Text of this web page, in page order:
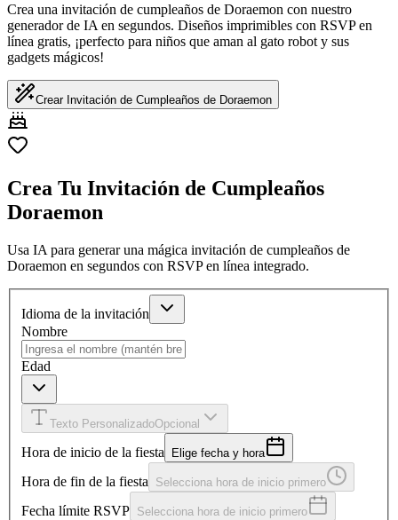
Crea una invitación de cumpleaños de Doraemon con nuestro
generador de IA en segundos. Diseños imprimibles con RSVP en
línea gratis, ¡perfecto para niños que aman al gato robot y sus
gadgets mágicos!
Crear Invitación de Cumpleaños de Doraemon
Crea Tu Invitación de Cumpleaños
Doraemon
Usa IA para generar una mágica invitación de cumpleaños de
Doraemon en segundos con RSVP en línea integrado.
Idioma de la invitación
Nombre
Edad
Texto PersonalizadoOpcional
Hora de inicio de la fiesta Elige fecha y hora
Hora de fin de la fiesta Selecciona hora de inicio primero
Fecha límite RSVP Selecciona hora de inicio primero